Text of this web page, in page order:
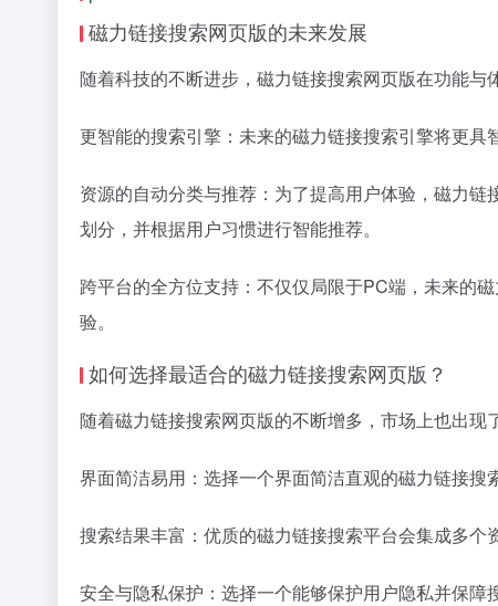
磁力链接搜索网页版的未来发展
随着科技的不断进步，磁力链接搜索网页版在功能
更智能的搜索引擎：未来的磁力链接搜索引擎将更具
资源的自动分类与推荐：为了提高用户体验，磁力
划分，并根据用户习惯进行智能推荐。
跨平台的全方位支持：不仅仅局限于PC端，未来的
验。
如何选择最适合的磁力链接搜索网页版？
随着磁力链接搜索网页版的不断增多，市场上也出
界面简洁易用：选择一个界面简洁直观的磁力链接搜
搜索结果丰富：优质的磁力链接搜索平台会集成多个
安全与隐私保护：选择一个能够保护用户隐私并保障